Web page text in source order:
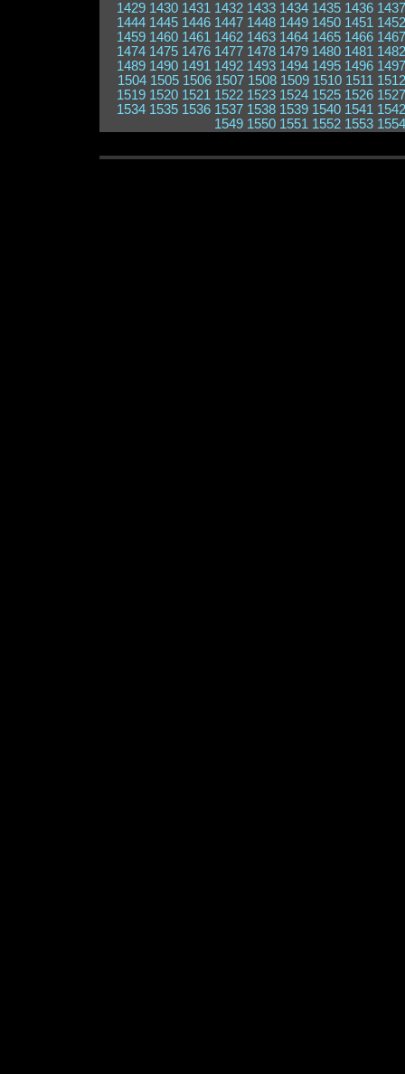
1429 1430 1431 1432 1433 1434 1435 1436 1437
1444 1445 1446 1447 1448 1449 1450 1451 1452
1459 1460 1461 1462 1463 1464 1465 1466 1467
1474 1475 1476 1477 1478 1479 1480 1481 1482
1489 1490 1491 1492 1493 1494 1495 1496 1497
1504 1505 1506 1507 1508 1509 1510 1511 1512
1519 1520 1521 1522 1523 1524 1525 1526 1527
1534 1535 1536 1537 1538 1539 1540 1541 1542
1549 1550 1551 1552 1553 1554